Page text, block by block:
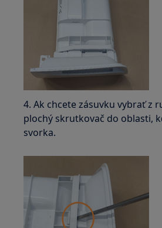
4. Ak chcete zásuvku vybrať z
plochý skrutkovač do oblasti,
svorka.